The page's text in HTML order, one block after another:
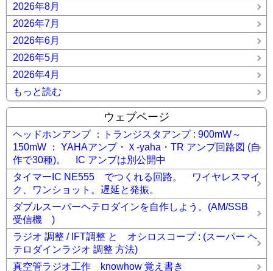
2026年8月
2026年7月
2026年6月
2026年5月
2026年4月
もっと読む
ウェブページ
ヘッドホンアンプ ：トランジスタアンプ : 900mW～
150mW ： YAHAアンプ・Ｘ-yaha・TR アンプ回路図 (自
作で30種)。 IC アンプは別公開中
タイマーIC NE555 でつくれる回路。 ワイヤレスマイ
ク、ワンショット。遅延と発振。
ダブルスーパーヘテロダインを自作しよう。(AM/SSB
受信機 )
ラジオ 調整 / IFT調整 と オシロスコープ : (スーパー ヘ
テロダインラジオ 調整 方法)
真空管ラジオ工作 knowhow 覚え書き